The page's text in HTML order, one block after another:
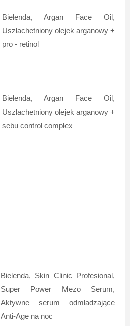
Bielenda, Argan Face Oil,
Uszlachetniony olejek arganowy +
pro - retinol
Bielenda, Argan Face Oil,
Uszlachetniony olejek arganowy +
sebu control complex
Bielenda, Skin Clinic Profesional,
Super Power Mezo Serum,
Aktywne serum odmładzające
Anti-Age na noc